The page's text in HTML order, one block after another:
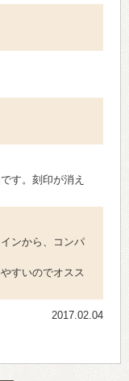
す。刻印が消え
ンから、コンパ
すいのでオスス
2017.02.04